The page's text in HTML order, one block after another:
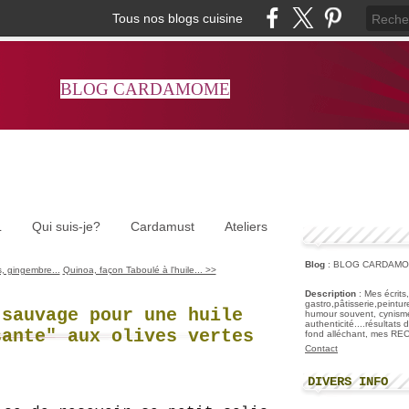
Tous nos blogs cuisine
BLOG CARDAMOME
Qui suis-je? Cardamust Ateliers
gingembre... Quinoa, façon Taboulé à l'huile... >>
pour une huile
aux olives vertes
Blog : BLOG
Description : Mes
humour souvent,
authenticité....résultats
fond alléchant, mes
Contact
DIVERS INFO